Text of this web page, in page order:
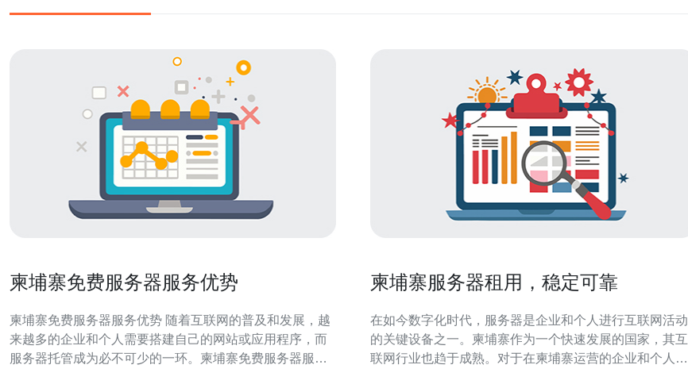
柬埔寨免费服务器服务优势
柬埔寨免费服务器服务优势 随着互联网的普及和发展，越
来越多的企业和个人需要搭建自己的网站或应用程序，而
服务器托管成为必不可少的一环。柬埔寨免费服务器服务
柬埔寨服务器租用，稳定可靠
在如今数字化时代，服务器是企业和个人进行互联网活动
的关键设备之一。柬埔寨作为一个快速发展的国家，其互
联网行业也趋于成熟。对于在柬埔寨运营的企业和个人来